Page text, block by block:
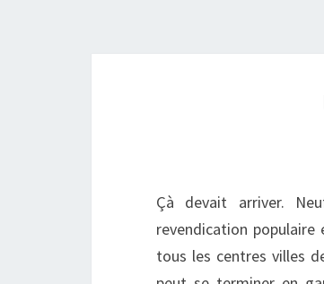
Çà devait arriver.
revendication
tous les centres villes